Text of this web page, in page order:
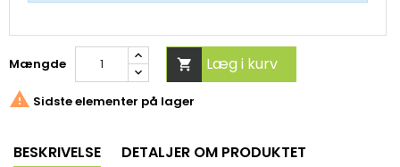
Mængde  Læg i kurv
 Sidste elementer på lager
BESKRIVELSE
DETALJER OM PRODUKTET